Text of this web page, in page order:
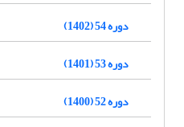
دوره 54 (1402)
دوره 53 (1401)
دوره 52 (1400)